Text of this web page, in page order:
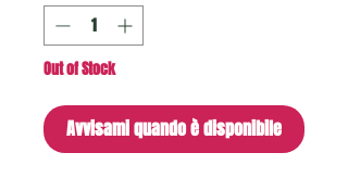
Out of Stock
Avvisami quando è disponibile